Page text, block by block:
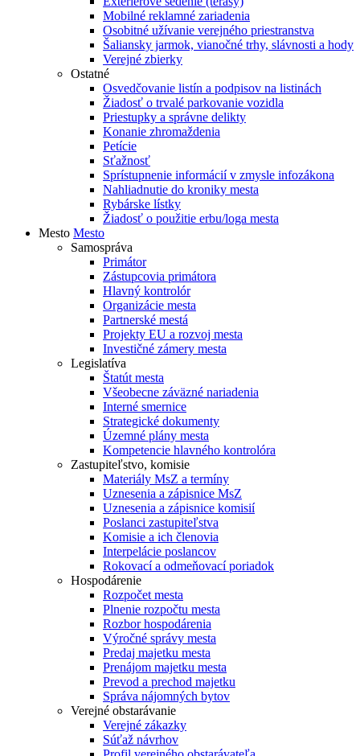
Mobilné reklamné zariadenia
Osobitné užívanie verejného priestranstva
Šaliansky jarmok, vianočné trhy, slávnosti a hody
Verejné zbierky
Ostatné
Osvedčovanie listín a podpisov na listinách
Žiadosť o trvalé parkovanie vozidla
Priestupky a správne delikty
Konanie zhromaždenia
Petície
Sťažnosť
Sprístupnenie informácií v zmysle infozákona
Nahliadnutie do kroniky mesta
Rybárske lístky
Žiadosť o použitie erbu/loga mesta
Mesto Mesto
Samospráva
Primátor
Zástupcovia primátora
Hlavný kontrolór
Organizácie mesta
Partnerské mestá
Projekty EU a rozvoj mesta
Investičné zámery mesta
Legislatíva
Štatút mesta
Všeobecne záväzné nariadenia
Interné smernice
Strategické dokumenty
Územné plány mesta
Kompetencie hlavného kontrolóra
Zastupiteľstvo, komisie
Materiály MsZ a termíny
Uznesenia a zápisnice MsZ
Uznesenia a zápisnice komisií
Poslanci zastupiteľstva
Komisie a ich členovia
Interpelácie poslancov
Rokovací a odmeňovací poriadok
Hospodárenie
Rozpočet mesta
Plnenie rozpočtu mesta
Rozbor hospodárenia
Výročné správy mesta
Predaj majetku mesta
Prenájom majetku mesta
Prevod a prechod majetku
Správa nájomných bytov
Verejné obstarávanie
Verejné zákazky
Súťaž návrhov